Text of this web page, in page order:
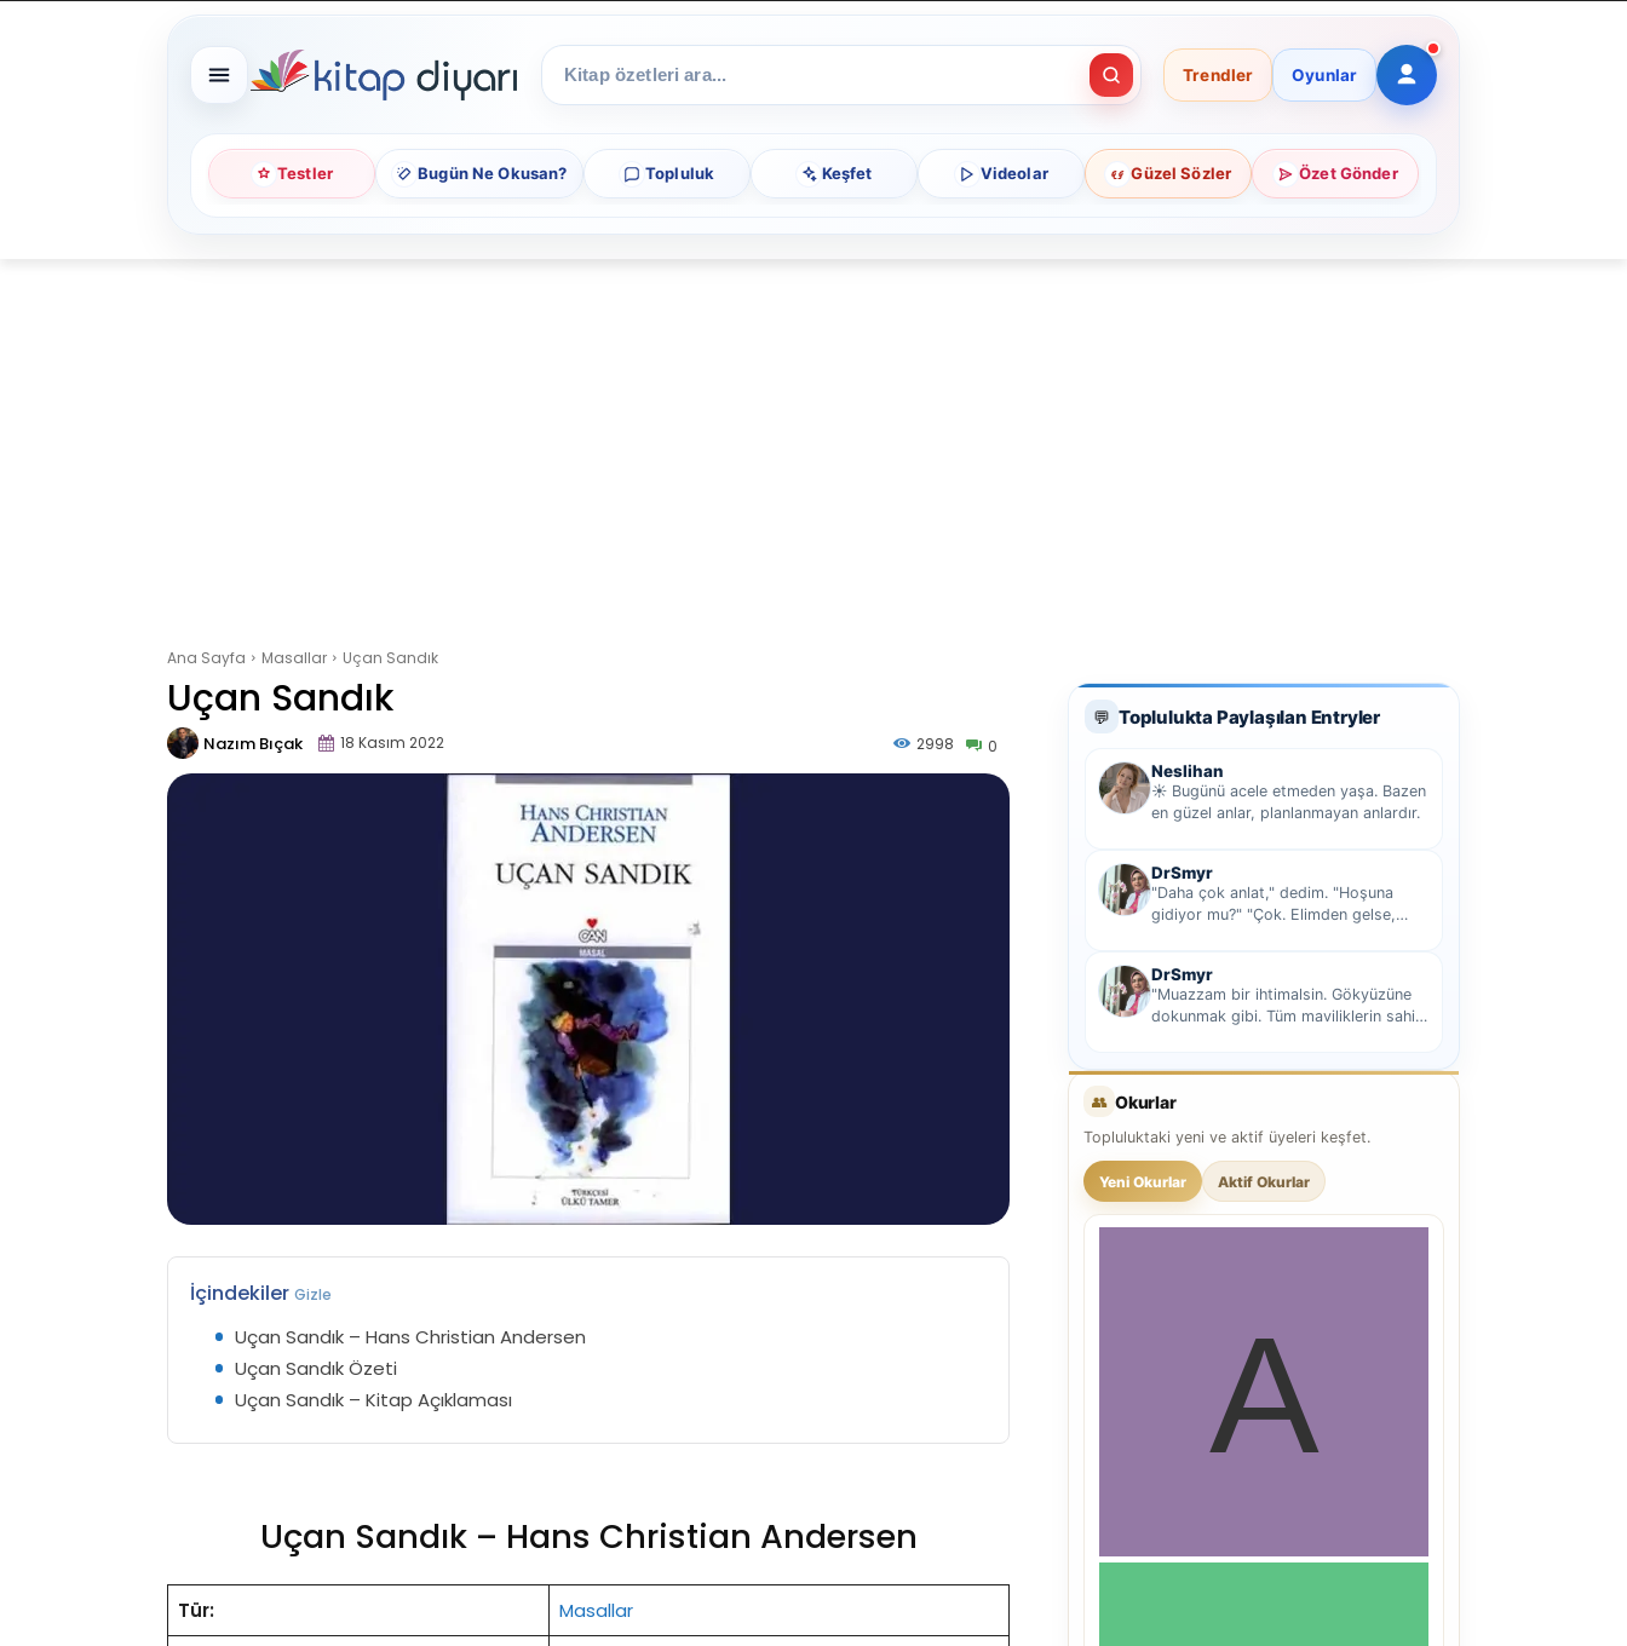
Trendler Oyunlar
Testler Bugün Ne Okusan? Topluluk Keşfet Videolar Güzel Sözler Özet Gönder
Ana Sayfa Masallar Uçan Sandık
Uçan Sandık
Nazım Bıçak 18 Kasım 2022 0
2998
İçindekiler Gizle
Uçan Sandık – Hans Christian Andersen
Uçan Sandık Özeti
Uçan Sandık – Kitap Açıklaması
Uçan Sandık – Hans Christian Andersen
Tür:
Masallar
💬 Toplulukta Paylaşılan Entryler
Neslihan
☀️ Bugünü acele etmeden yaşa. Bazen
en güzel anlar, planlanmayan anlardır.
DrSmyr
"Daha çok anlat," dedim. "Hoşuna
gidiyor mu?" "Çok. Elimden gelse,
DrSmyr
"Muazzam bir ihtimalsin. Gökyüzüne
dokunmak gibi. Tüm maviliklerin sahibi
👥 Okurlar
Topluluktaki yeni ve aktif üyeleri keşfet.
Yeni Okurlar Aktif Okurlar